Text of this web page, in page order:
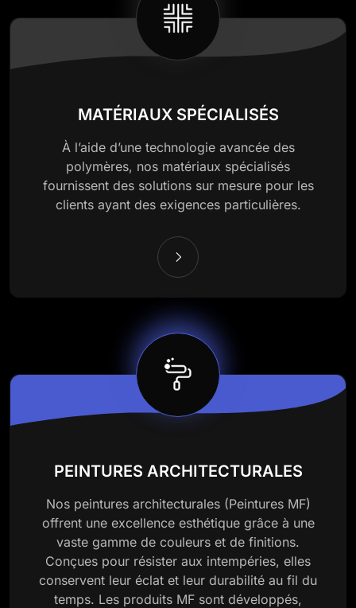
MATÉRIAUX SPÉCIALISÉS
À l’aide d’une technologie avancée des
polymères, nos matériaux spécialisés
fournissent des solutions sur mesure pour les
clients ayant des exigences particulières.
PEINTURES ARCHITECTURALES
Nos peintures architecturales (Peintures MF)
offrent une excellence esthétique grâce à une
vaste gamme de couleurs et de finitions.
Conçues pour résister aux intempéries, elles
conservent leur éclat et leur durabilité au fil du
temps. Les produits MF sont développés,